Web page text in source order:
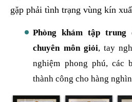
gặp phải tình trạng vùng kín
Phòng khám tập
chuyên môn giỏi, tay
nghiệm phong phú, các
thành công cho hàng